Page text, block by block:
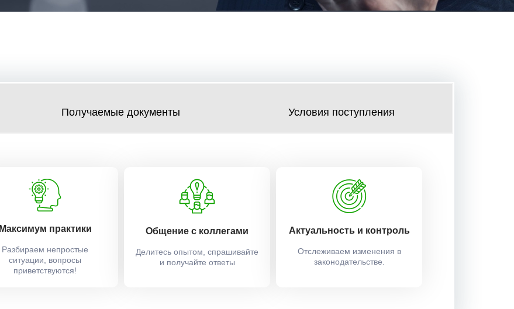
Получаемые документы Условия поступления
Максимум практики
Разбираем непростые
ситуации, вопросы
приветствуются!
Общение с коллегами
Делитесь опытом, спрашивайте
и получайте ответы
Актуальность и контроль
Отслеживаем изменения в
законодательстве.